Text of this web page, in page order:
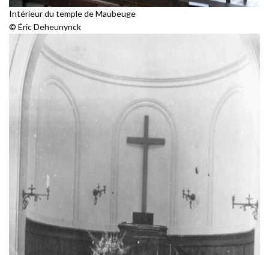
Intérieur du temple de Maubeuge
© Éric Deheunynck